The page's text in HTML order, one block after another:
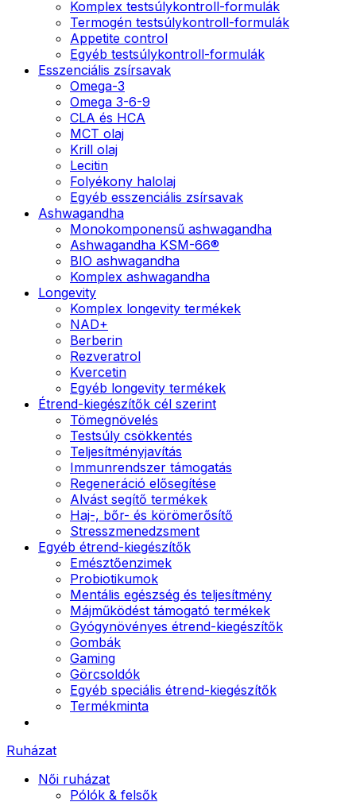
Komplex testsúlykontroll-formulák
Termogén testsúlykontroll-formulák
Appetite control
Egyéb testsúlykontroll-formulák
Esszenciális zsírsavak
Omega-3
Omega 3-6-9
CLA és HCA
MCT olaj
Krill olaj
Lecitin
Folyékony halolaj
Egyéb esszenciális zsírsavak
Ashwagandha
Monokomponensű ashwagandha
Ashwagandha KSM-66®
BIO ashwagandha
Komplex ashwagandha
Longevity
Komplex longevity termékek
NAD+
Berberin
Rezveratrol
Kvercetin
Egyéb longevity termékek
Étrend-kiegészítők cél szerint
Tömegnövelés
Testsúly csökkentés
Teljesítményjavítás
Immunrendszer támogatás
Regeneráció elősegítése
Alvást segítő termékek
Haj-, bőr- és körömerősítő
Stresszmenedzsment
Egyéb étrend-kiegészítők
Emésztőenzimek
Probiotikumok
Mentális egészség és teljesítmény
Májműködést támogató termékek
Gyógynövényes étrend-kiegészítők
Gombák
Gaming
Görcsoldók
Egyéb speciális étrend-kiegészítők
Termékminta
Ruházat
Női ruházat
Pólók & felsők